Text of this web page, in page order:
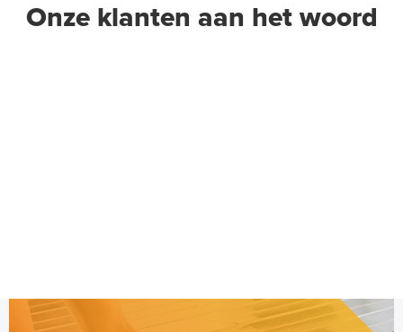
Onze klanten aan het woord